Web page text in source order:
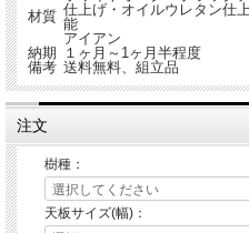
材質 仕上げ・オイルウレタン仕
能
アイアン
納期
１ヶ月～1ヶ月半程度
備考 送料無料、組立品
注文
樹種：
天板サイズ(幅)：